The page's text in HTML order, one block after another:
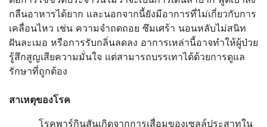
กลืนอาหารได้ยาก และนอกจากนี้ยังมีอาการที่ไม่เกี่ยวกับการ
เคลื่อนไหว เช่น ความจำถดถอย ซึมเศร้า นอนหลับไม่สนิท
ฝันละเมอ หรือการรับกลิ่นลดลง อาการเหล่านี้อาจทำให้ผู้ป่วย
รู้สึกสูญเสียความมั่นใจ แต่สามารถบรรเทาได้ด้วยการดูแล
รักษาที่ถูกต้อง
สาเหตุของโรค
โรคพาร์กินสันเกิดจากการเสื่อมของเซลล์ประสาทใน